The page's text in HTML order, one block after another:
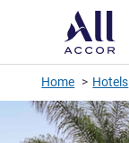
Home Hotels